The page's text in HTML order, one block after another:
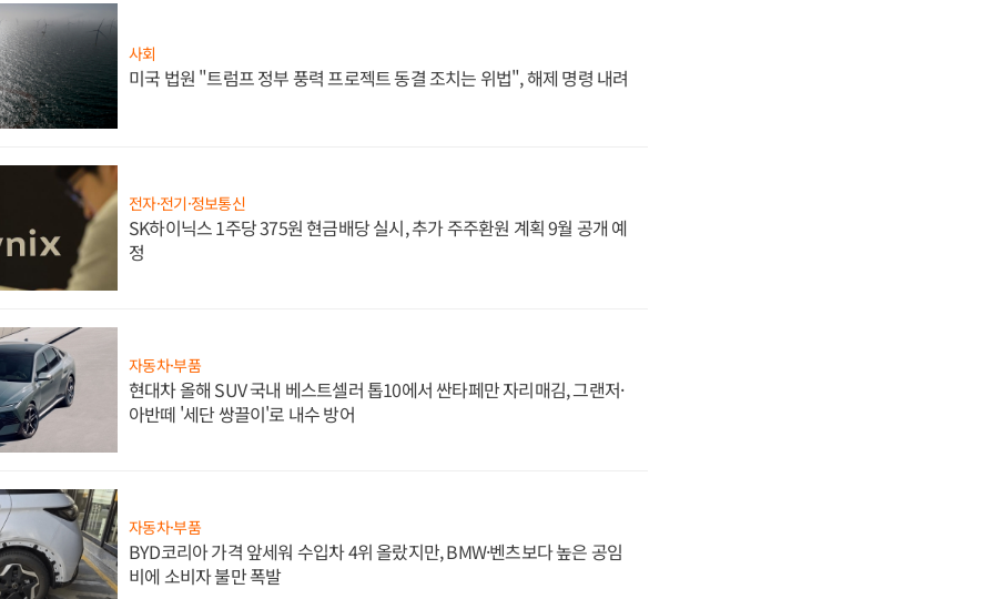
사회
미국 법원 "트럼프 정부 풍력 프로젝트 동결 조치는 위법", 해제 명령 내려
전자·전기·정보통신
SK하이닉스 1주당 375원 현금배당 실시, 추가 주주환원 계획 9월 공개 예
정
자동차·부품
현대차 올해 SUV 국내 베스트셀러 톱10에서 싼타페만 자리매김, 그랜저·
아반떼 '세단 쌍끌이'로 내수 방어
자동차·부품
BYD코리아 가격 앞세워 수입차 4위 올랐지만, BMW·벤츠보다 높은 공임
비에 소비자 불만 폭발